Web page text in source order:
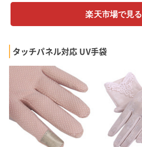
楽天市場で見る
タッチパネル対応 UV手袋